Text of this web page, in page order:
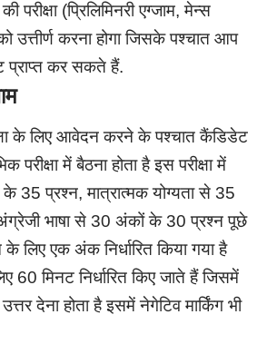
परीक्षा (प्रिलिमिनरी एग्जाम, मेन्स
उत्तीर्ण करना होगा जिसके पश्चात आप
प्राप्त कर सकते हैं.
के लिए आवेदन करने के पश्चात कैंडिडेट
परीक्षा में बैठना होता है इस परीक्षा में
35 प्रश्न, मात्रात्मक योग्यता से 35
भाषा से 30 अंकों के 30 प्रश्न पूछे
लिए एक अंक निर्धारित किया गया है
60 मिनट निर्धारित किए जाते हैं जिसमें
देना होता है इसमें नेगेटिव मार्किंग भी